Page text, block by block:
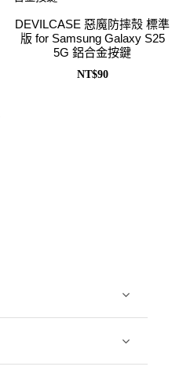
DEVILCASE 惡魔防摔殼 標準
版 for Samsung Galaxy S25
5G 鋁合金按鍵
NT$90